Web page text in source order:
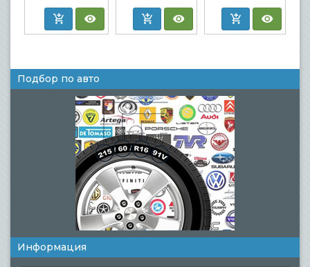
Подбор по авто
Информация